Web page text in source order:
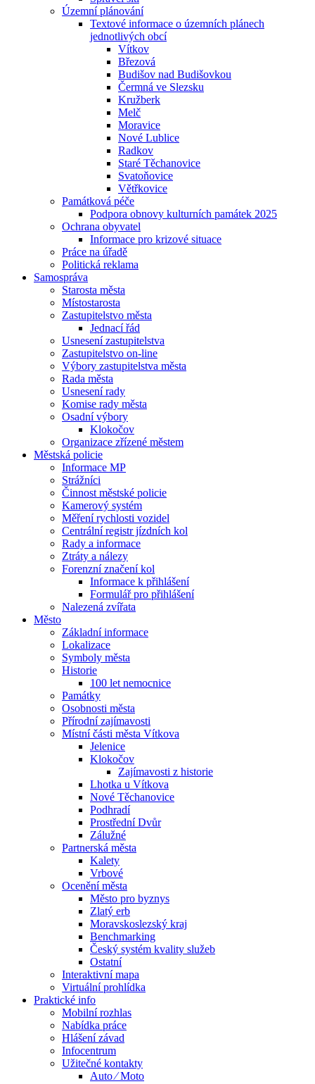
Územní plánování
Textové informace o územních plánech
jednotlivých obcí
Vítkov
Březová
Budišov nad Budišovkou
Čermná ve Slezsku
Kružberk
Melč
Moravice
Nové Lublice
Radkov
Staré Těchanovice
Svatoňovice
Větřkovice
Památková péče
Podpora obnovy kulturních památek 2025
Ochrana obyvatel
Informace pro krizové situace
Práce na úřadě
Politická reklama
Samospráva
Starosta města
Místostarosta
Zastupitelstvo města
Jednací řád
Usnesení zastupitelstva
Zastupitelstvo on-line
Výbory zastupitelstva města
Rada města
Usnesení rady
Komise rady města
Osadní výbory
Klokočov
Organizace zřízené městem
Městská policie
Informace MP
Strážníci
Činnost městské policie
Kamerový systém
Měření rychlosti vozidel
Centrální registr jízdních kol
Rady a informace
Ztráty a nálezy
Forenzní značení kol
Informace k přihlášení
Formulář pro přihlášení
Nalezená zvířata
Město
Základní informace
Lokalizace
Symboly města
Historie
100 let nemocnice
Památky
Osobnosti města
Přírodní zajímavosti
Místní části města Vítkova
Jelenice
Klokočov
Zajímavosti z historie
Lhotka u Vítkova
Nové Těchanovice
Podhradí
Prostřední Dvůr
Zálužné
Partnerská města
Kalety
Vrbové
Ocenění města
Město pro byznys
Zlatý erb
Moravskoslezský kraj
Benchmarking
Český systém kvality služeb
Ostatní
Interaktivní mapa
Virtuální prohlídka
Praktické info
Mobilní rozhlas
Nabídka práce
Hlášení závad
Infocentrum
Užitečné kontakty
Auto ⁄ Moto